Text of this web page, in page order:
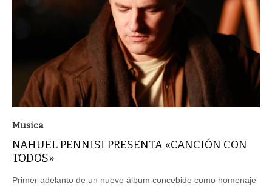
Musica
NAHUEL PENNISI PRESENTA «CANCIÓN CON
TODOS»
Primer adelanto de un nuevo álbum concebido como homenaje